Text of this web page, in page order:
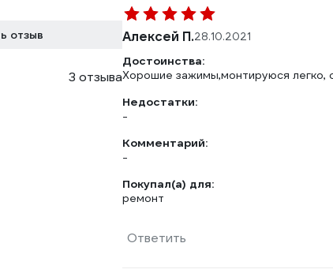
отзыв
3 отзыва
Алексей П.28.10.2021
Достоинства:
Хорошие зажимы,монтируюся легко,
Недостатки:
-
Комментарий:
-
Покупал(а) для:
ремонт
Ответить